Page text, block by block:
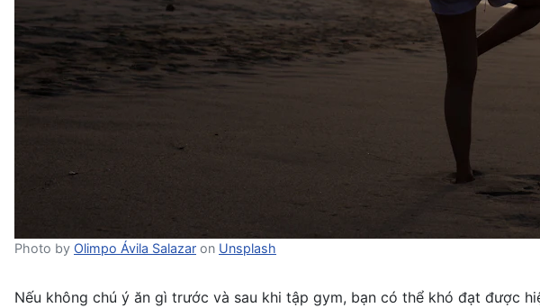
Photo by Olimpo Ávila Salazar on Unsplash
Nếu không chú ý ăn gì trước và sau khi tập gym, bạn có thể khó đạt được